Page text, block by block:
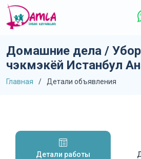
Домашние дела /
чэкмэкёй Истанбул
Главная Детали объявления
Детали работы